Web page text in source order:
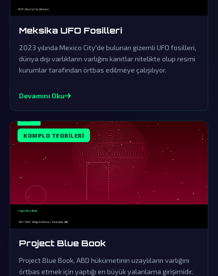
Meksika UFO Fosilleri
2023 yılında Mexico City'de bulunan gizemli UFO fosilleri,
dünya dışı varlıkların varlığını kanıtlar nitelikte olup resmi
kurumlar tarafından örtbas edilmeye çalışılıyor.
Devamını Oku
KOMPLO TEORILERI
Project Blue Book
Project Blue Book, ABD hükümetinin uzaylıların varlığını
örtbas etmek için yaptığı en büyük yalanlama girişimidir.